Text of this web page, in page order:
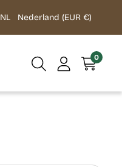
NL Nederland (EUR €)
0